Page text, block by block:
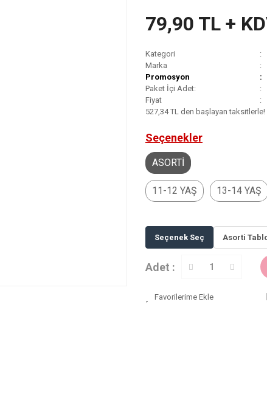
79,90 TL +
Kategori
Marka
Promosyon
Paket İçi Adet:
Fiyat
527,34 TL den başlayan taksitlerle!
Seçenekler
ASORTİ
11-12 YAŞ 13-14 YAŞ
Seçenek Seç Asorti
Adet :